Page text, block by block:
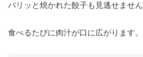
パリッと焼かれた餃子も見逃せません
食べるたびに肉汁が口に広がります。